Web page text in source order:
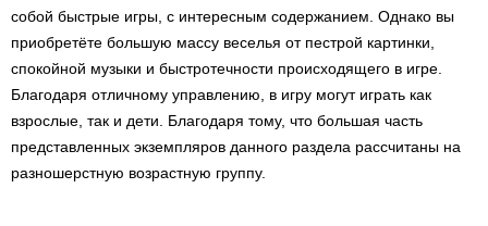
собой быстрые игры, с интересным содержанием. Однако вы
приобретёте большую массу веселья от пестрой картинки,
спокойной музыки и быстротечности происходящего в игре.
Благодаря отличному управлению, в игру могут играть как
взрослые, так и дети. Благодаря тому, что большая часть
представленных экземпляров данного раздела рассчитаны на
разношерстную возрастную группу.